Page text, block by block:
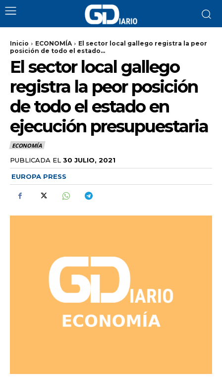
Inicio ECONOMÍA
El sector local gallego registra la peor
posición de todo el estado...
El sector local gallego
registra la peor posición
de todo el estado en
ejecución presupuestaria
ECONOMÍA
PUBLICADA EL 30 JULIO, 2021
EUROPA PRESS